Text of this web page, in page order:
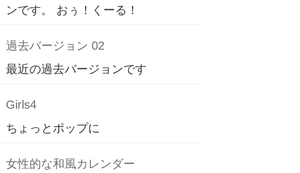
ンです。 おぅ！くーる！
過去バージョン 02
最近の過去バージョンです
Girls4
ちょっとポップに
女性的な和風カレンダー